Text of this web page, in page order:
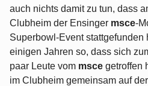
auch nichts damit zu tun, dass
Clubheim der Ensinger msce-
Superbowl-Event stattgefunden
einigen Jahren so, dass sich
paar Leute vom msce getroffen
im Clubheim gemeinsam auf